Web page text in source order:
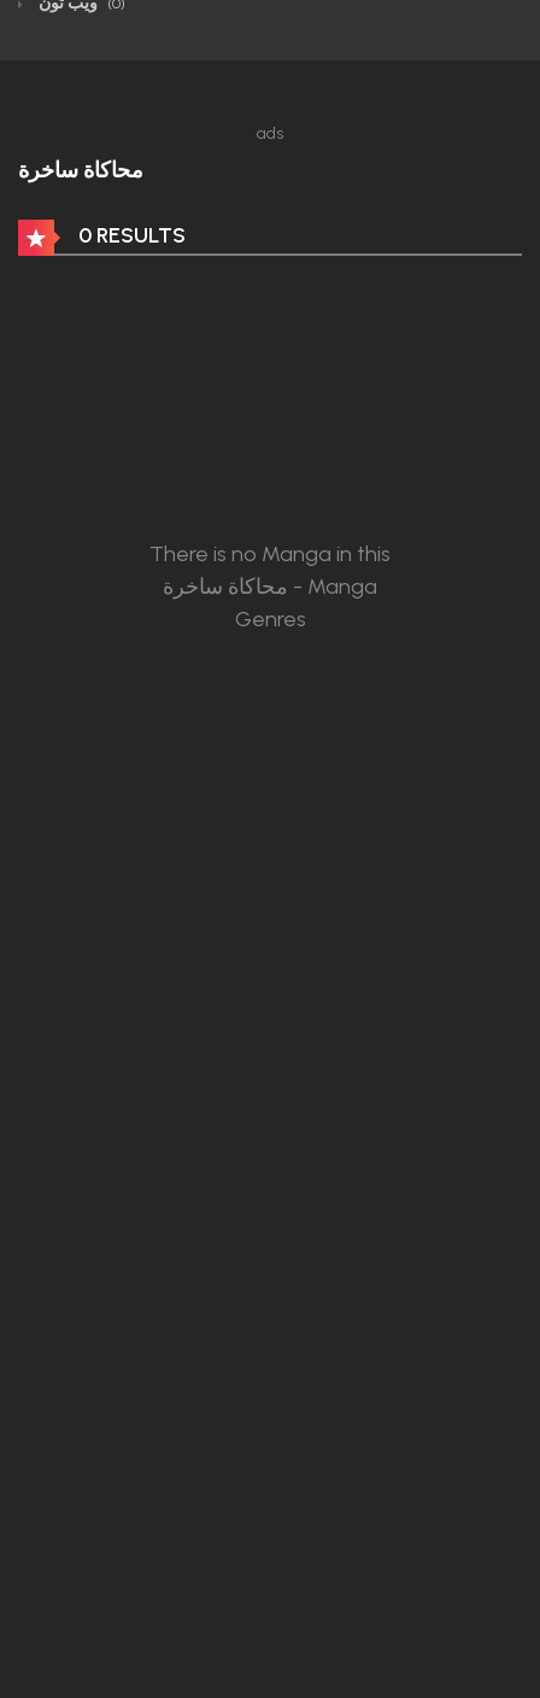
(0)
ads
محاكاة ساخرة
0 RESULTS
There is no Manga in this
محاكاة ساخرة - Manga
Genres